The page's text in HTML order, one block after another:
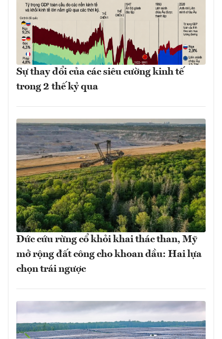
Sự thay đổi của các siêu cường kinh tế
trong 2 thế kỷ qua
Đức cứu rừng cổ khỏi khai thác than, Mỹ
mở rộng đất công cho khoan dầu: Hai lựa
chọn trái ngược